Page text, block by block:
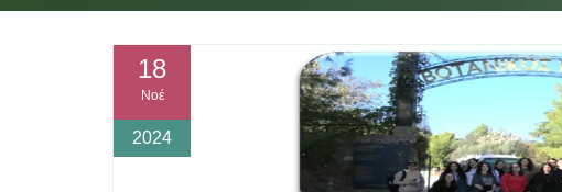
18
Νοέ
2024